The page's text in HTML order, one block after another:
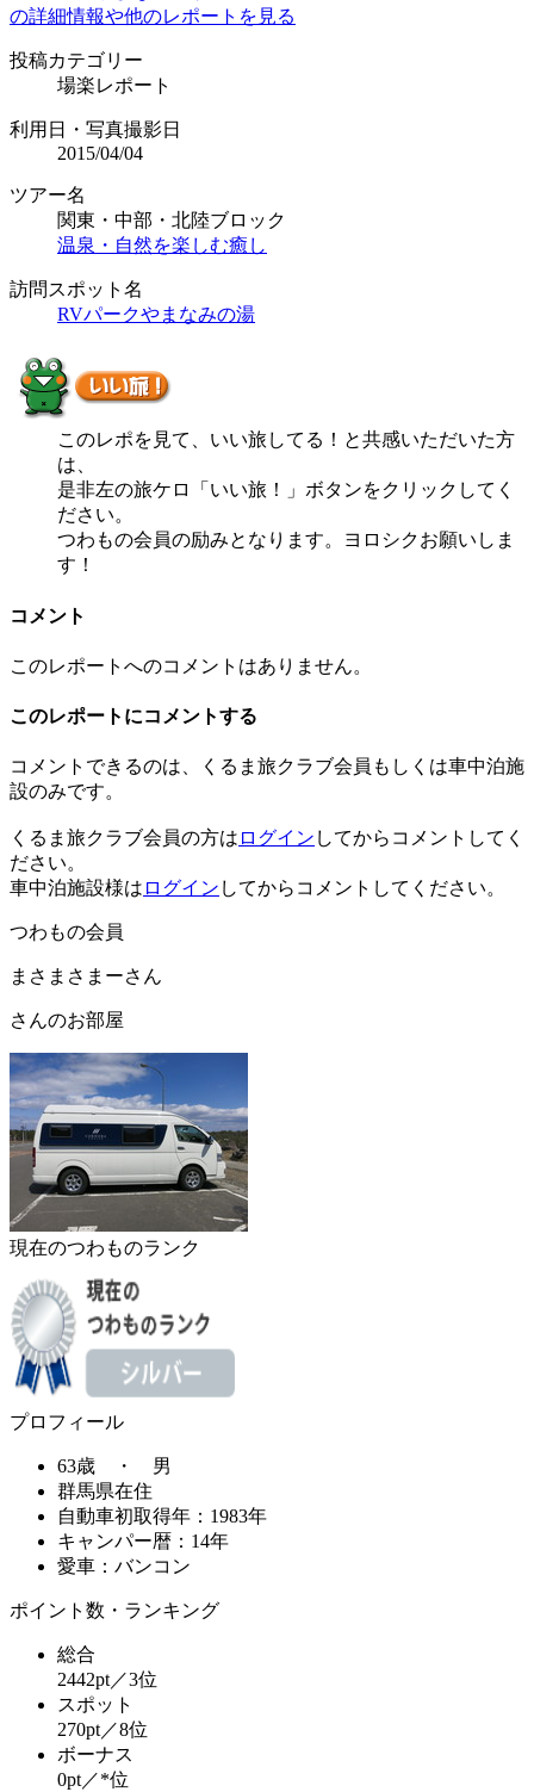
の詳細情報や他のレポートを見る
投稿カテゴリー
場楽レポート
利用日・写真撮影日
2015/04/04
ツアー名
関東・中部・北陸ブロック
温泉・自然を楽しむ癒し
訪問スポット名
RVパークやまなみの湯
このレポを見て、いい旅してる！と共感いただいた方
は、
是非左の旅ケロ「いい旅！」ボタンをクリックしてく
ださい。
つわもの会員の励みとなります。ヨロシクお願いしま
す！
コメント
このレポートへのコメントはありません。
このレポートにコメントする
コメントできるのは、くるま旅クラブ会員もしくは車中泊施
設のみです。
くるま旅クラブ会員の方は ログイン してからコメントしてく
ださい。
車中泊施設様は ログイン してからコメントしてください。
つわもの会員
まさまさまーさん
さんのお部屋
現在のつわものランク
プロフィール
63歳 ・ 男
群馬県在住
自動車初取得年：1983年
キャンパー暦：14年
愛車：バンコン
ポイント数・ランキング
総合
2442pt／3位
スポット
270pt／8位
ボーナス
0pt／*位